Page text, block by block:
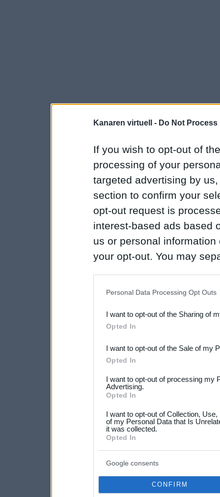
Kanaren virtuell - Do Not
If you wish to opt-out of
processing of your
targeted advertising by
section to confirm your
opt-out request is
interest-based ads based
us or personal
your opt-out. You may
Downstream Participants
third parties.
Please note that this
not limited to your visit or
grant or deny consent to
your data for below
consent section.
Personal Data Processing Opt Outs
I want to opt-out of the Sharing of
Opted In
I want to opt-out of the Sale of my
Opted In
I want to opt-out of processing my
Advertising.
Opted In
I want to opt-out of Collection,
of my Personal Data that Is
it was collected.
Opted In
Google consents
CONFIRM